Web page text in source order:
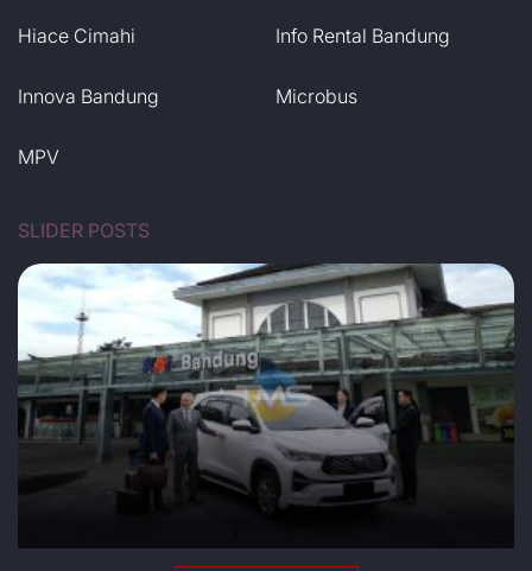
Hiace Cimahi Info Rental Bandung
Innova Bandung Microbus
MPV
SLIDER POSTS